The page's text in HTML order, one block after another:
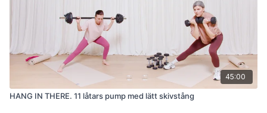
45:00
HANG IN THERE. 11 låtars pump med lätt skivstång